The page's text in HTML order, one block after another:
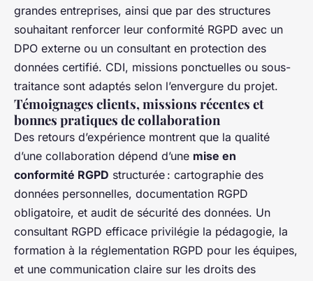
grandes entreprises, ainsi que par des structures
souhaitant renforcer leur conformité RGPD avec un
DPO externe ou un consultant en protection des
données certifié. CDI, missions ponctuelles ou sous-
traitance sont adaptés selon l’envergure du projet.
Témoignages clients, missions récentes et
bonnes pratiques de collaboration
Des retours d’expérience montrent que la qualité
d’une collaboration dépend d’une mise en
conformité RGPD structurée : cartographie des
données personnelles, documentation RGPD
obligatoire, et audit de sécurité des données. Un
consultant RGPD efficace privilégie la pédagogie, la
formation à la réglementation RGPD pour les équipes,
et une communication claire sur les droits des